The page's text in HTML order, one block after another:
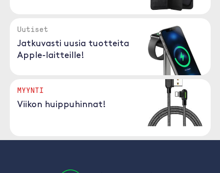
Uutiset
Jatkuvasti uusia tuotteita
Apple-laitteille!
MYYNTI
Viikon huippuhinnat!